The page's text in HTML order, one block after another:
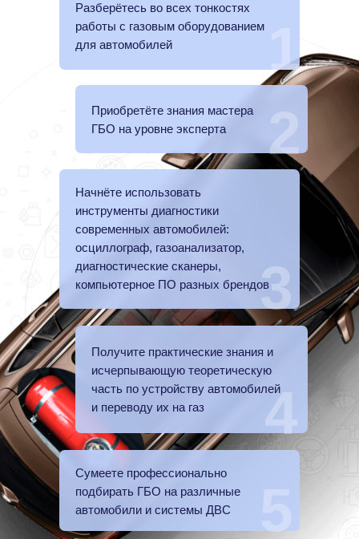
Разберётесь во всех тонкостях
работы с газовым оборудованием
для автомобилей
4
3
2
1
Приобретёте знания мастера
ГБО на уровне эксперта
Начнёте использовать
инструменты диагностики
современных автомобилей:
осциллограф, газоанализатор,
диагностические сканеры,
компьютерное ПО разных брендов
Получите практические знания и
исчерпывающую теоретическую
часть по устройству автомобилей
и переводу их на газ
Сумеете профессионально
подбирать ГБО на различные
автомобили и системы ДВС